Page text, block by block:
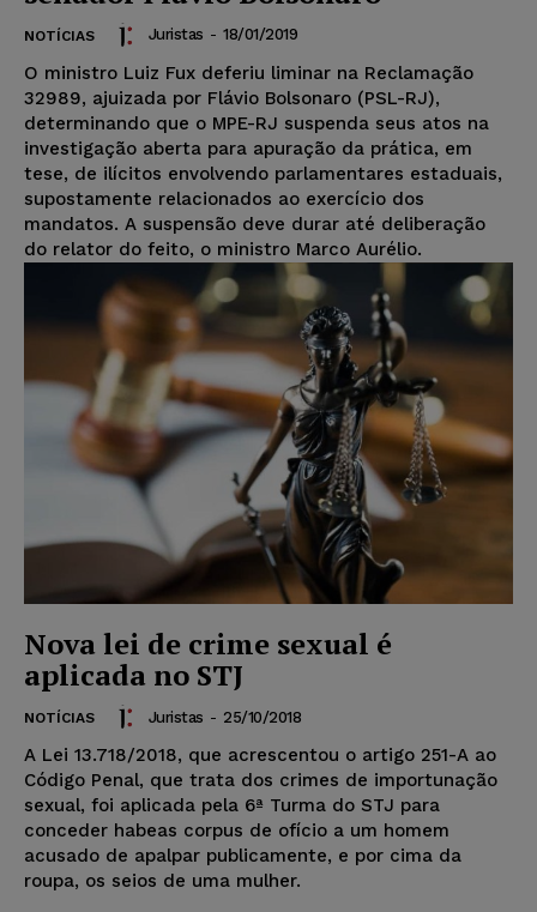
NOTÍCIAS Juristas - 18/01/2019
O ministro Luiz Fux deferiu liminar na Reclamação
32989, ajuizada por Flávio Bolsonaro (PSL-RJ),
determinando que o MPE-RJ suspenda seus atos na
investigação aberta para apuração da prática, em
tese, de ilícitos envolvendo parlamentares estaduais,
supostamente relacionados ao exercício dos
mandatos. A suspensão deve durar até deliberação
do relator do feito, o ministro Marco Aurélio.
Nova lei de crime sexual é
aplicada no STJ
NOTÍCIAS Juristas - 25/10/2018
A Lei 13.718/2018, que acrescentou o artigo 251-A ao
Código Penal, que trata dos crimes de importunação
sexual, foi aplicada pela 6ª Turma do STJ para
conceder habeas corpus de ofício a um homem
acusado de apalpar publicamente, e por cima da
roupa, os seios de uma mulher.